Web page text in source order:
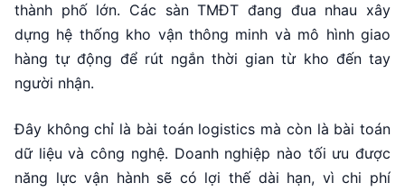
thành phố lớn. Các sàn TMĐT đang đua nhau xây
dựng hệ thống kho vận thông minh và mô hình giao
hàng tự động để rút ngắn thời gian từ kho đến tay
người nhận.
Đây không chỉ là bài toán logistics mà còn là bài toán
dữ liệu và công nghệ. Doanh nghiệp nào tối ưu được
năng lực vận hành sẽ có lợi thế dài hạn, vì chi phí